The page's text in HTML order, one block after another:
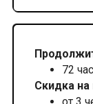
72
Скидка на
от 3